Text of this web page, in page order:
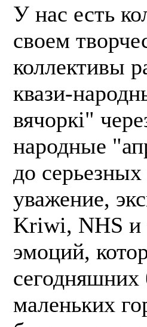
У нас есть
своем
коллективы
квази-
вячоркi"
народные
до
уважение,
Kriwi, NHS и
эмоций,
сегодняшних
маленьких